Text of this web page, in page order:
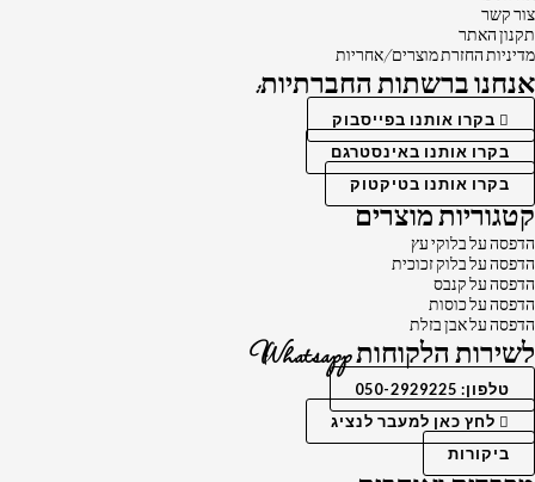
צור קשר
תקנון האתר
מדיניות החזרת מוצרים/אחריות
אנחנו ברשתות החברתיות:
בקרו אותנו בפייסבוק
בקרו אותנו באינסטרגם
בקרו אותנו בטיקטוק
קטגוריות מוצרים
הדפסה על בלוקי עץ
הדפסה על בלוק זכוכית
הדפסה על קנבס
הדפסה על כוסות
הדפסה על אבן בזלת
לשירות הלקוחות Whatsapp
טלפון: 050-2929225
לחץ כאן למעבר לנציג
ביקורות